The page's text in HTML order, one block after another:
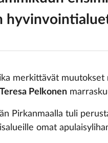
merkittävät muutokset
Teresa Pelkonen
Pirkanmaalla tuli
omat